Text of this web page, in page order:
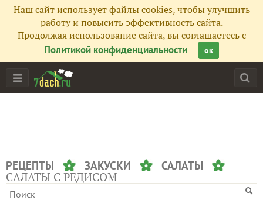
Наш сайт использует файлы cookies, чтобы улучшить
работу и повысить эффективность сайта.
Продолжая использование сайта, вы соглашаетесь с
Политикой конфиденциальности
ок
РЕЦЕПТЫ ЗАКУСКИ САЛАТЫ
САЛАТЫ С РЕДИСОМ